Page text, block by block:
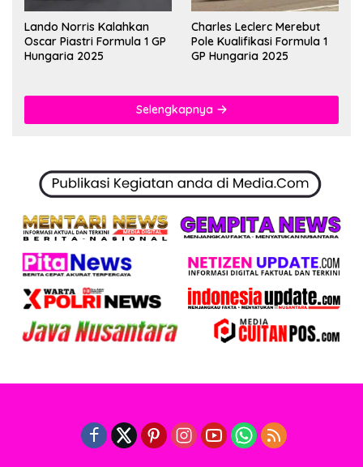
Lando Norris Kalahkan
Oscar Piastri Formula 1 GP
Hungaria 2025
Charles Leclerc Merebut
Pole Kualifikasi Formula 1
GP Hungaria 2025
Selengkapnya